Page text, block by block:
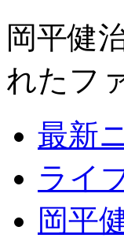
岡平健
れたフ
最新
ライ
岡平